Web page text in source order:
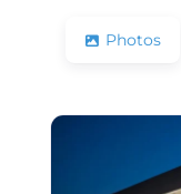
Photos